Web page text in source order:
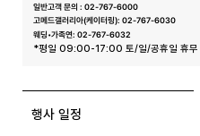
일반고객 문의 : 02-767-6000
고메드갤러리아(케이터링): 02-767-6030
웨딩•가족연: 02-767-6032
*평일 09:00-17:00 토/일/공휴일 휴무
행사 일정